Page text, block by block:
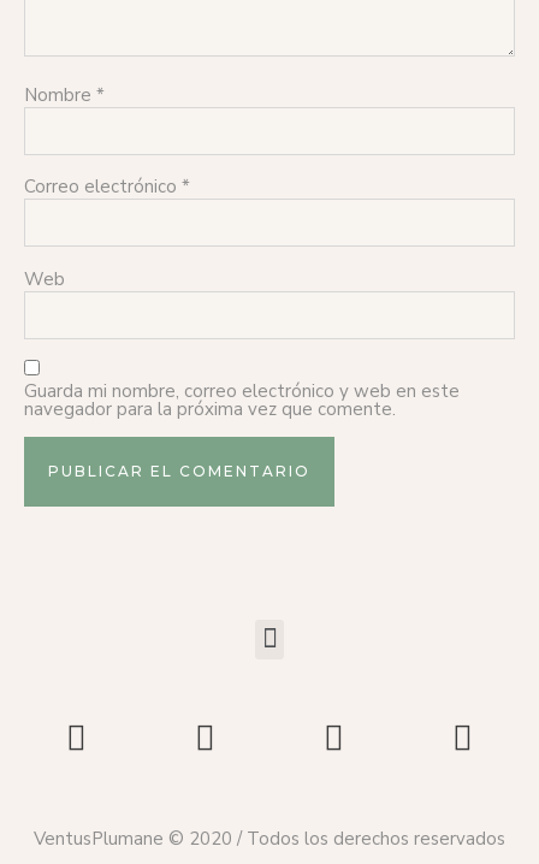
Nombre *
Correo electrónico *
Web
Guarda mi nombre, correo electrónico y web en este
navegador para la próxima vez que comente.
VentusPlumane © 2020 / Todos los derechos reservados